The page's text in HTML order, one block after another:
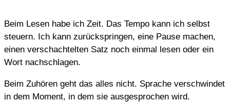
Beim Lesen habe ich Zeit. Das Tempo kann ich selbst
steuern. Ich kann zurückspringen, eine Pause machen,
einen verschachtelten Satz noch einmal lesen oder ein
Wort nachschlagen.
Beim Zuhören geht das alles nicht. Sprache verschwindet
in dem Moment, in dem sie ausgesprochen wird.